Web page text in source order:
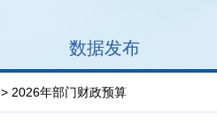
数据发布
> 2026年部门财政预算